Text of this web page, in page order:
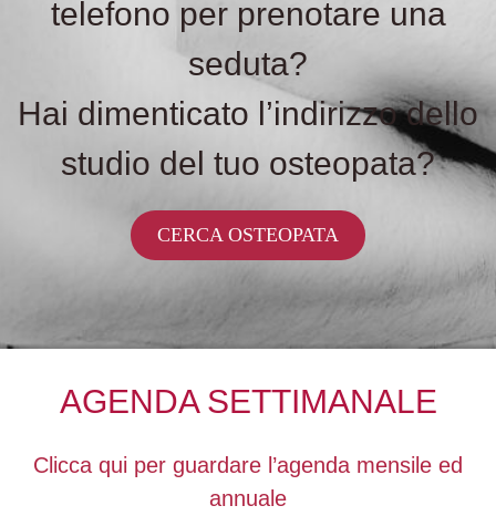
telefono per prenotare una
seduta?
Hai dimenticato l’indirizzo dello
studio del tuo osteopata?
CERCA OSTEOPATA
AGENDA SETTIMANALE
Clicca qui per guardare l’agenda mensile ed
annuale